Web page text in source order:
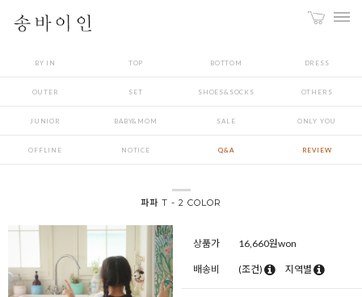
BY IN TOP BOTTOM DRESS
OUTER SET SHOES&SOCKS OTHERS
JUNIOR BABY&MOM SALE ONLY YOU
OFFLINE NOTICE Q&A REVIEW
파파 T - 2 COLOR
상품가 16,660원won
배송비 (조건) 지역별